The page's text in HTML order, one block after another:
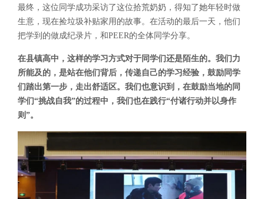
最终，这位同学成功采访了这位拾荒奶奶，得知了她年轻时做
生意，现在捡垃圾补贴家用的故事。在活动的最后一天，他们
把学到的做成纪录片，和PEER的全体同学分享。
在县镇高中，这样的学习方式对于同学们还是陌生的。我们力
所能及的，是站在他们背后，传递自己的学习经验，鼓励同学
们踏出第一步，走出舒适区。我们也意识到，在鼓励当地的同
学们“挑战自我”的过程中，我们也在践行“付诸行动并以身作
则”。